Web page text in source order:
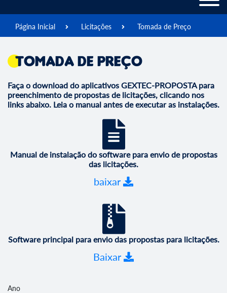
Página Inicial Licitações Tomada de Preço
Tomada de Preço
Faça o download do aplicativos GEXTEC-PROPOSTA para
preenchimento de propostas de licitações, clicando nos
links abaixo. Leia o manual antes de executar as instalações.
Manual de instalação do software para envio de propostas
das licitações.
baixar
Software principal para envio das propostas para licitações.
Baixar
Ano